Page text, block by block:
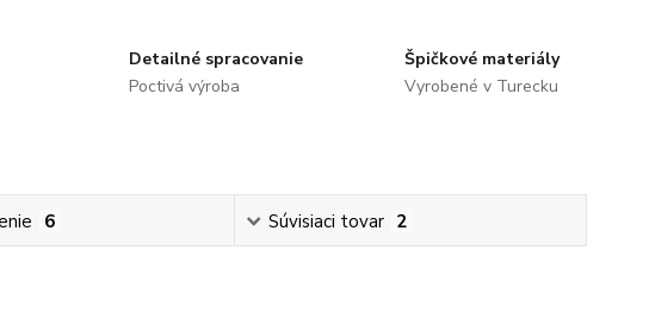
Detailné spracovanie
Poctivá výroba
Špičkové materiály
Vyrobené v Turecku
6 Súvisiaci tovar 2